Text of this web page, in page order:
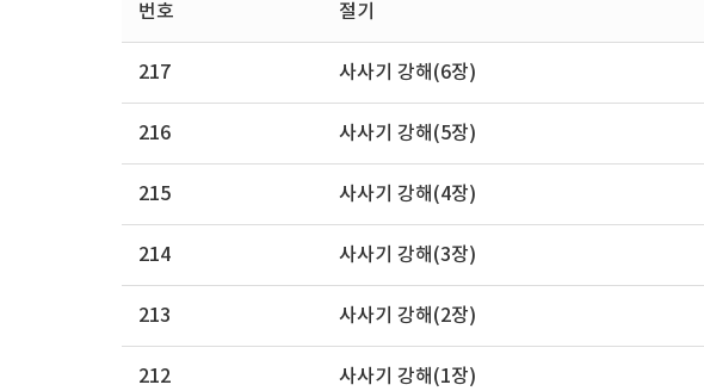
번호 절기
217 사사기 강해(6장)
216 사사기 강해(5장)
215 사사기 강해(4장)
214 사사기 강해(3장)
213 사사기 강해(2장)
212 사사기 강해(1장)